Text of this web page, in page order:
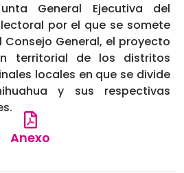
General Ejecutiva del
por el que se somete
General, el proyecto
territorial de los distritos
locales en que se divide
y sus respectivas
Anexo